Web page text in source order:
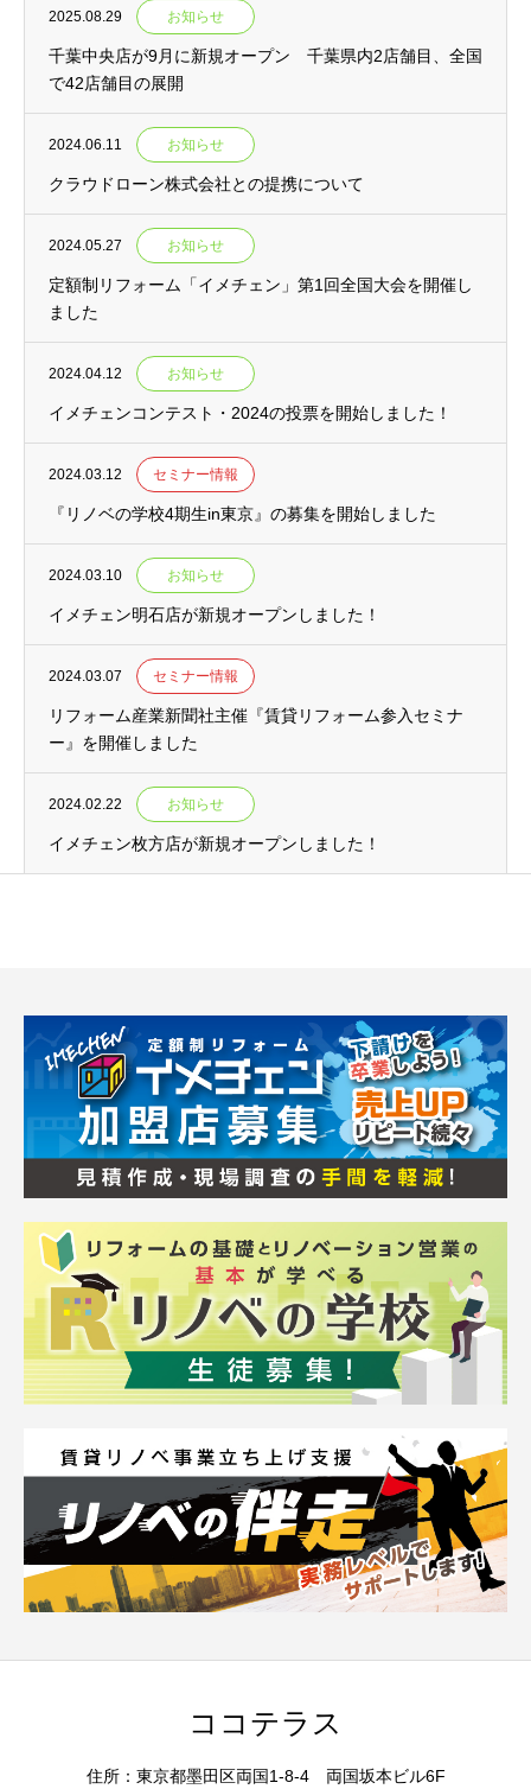
2025.08.29 お知らせ
千葉中央店が9月に新規オープン 千葉県内2店舗目、全国
で42店舗目の展開
2024.06.11 お知らせ
クラウドローン株式会社との提携について
2024.05.27 お知らせ
定額制リフォーム「イメチェン」第1回全国大会を開催し
ました
2024.04.12 お知らせ
イメチェンコンテスト・2024の投票を開始しました！
2024.03.12 セミナー情報
『リノベの学校4期生in東京』の募集を開始しました
2024.03.10 お知らせ
イメチェン明石店が新規オープンしました！
2024.03.07 セミナー情報
リフォーム産業新聞社主催『賃貸リフォーム参入セミナ
ー』を開催しました
2024.02.22 お知らせ
イメチェン枚方店が新規オープンしました！
ココテラス
住所：東京都墨田区両国1-8-4 両国坂本ビル6F